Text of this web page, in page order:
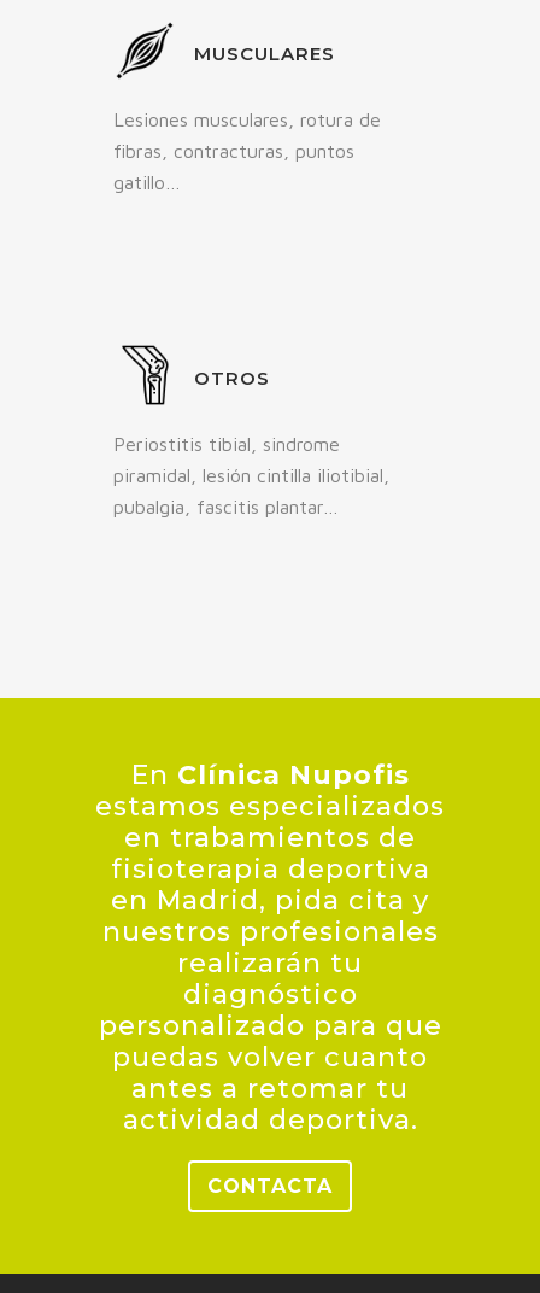
MUSCULARES
Lesiones musculares, rotura de
fibras, contracturas, puntos
gatillo…
OTROS
Periostitis tibial, sindrome
piramidal, lesión cintilla iliotibial,
pubalgia, fascitis plantar…
En Clínica Nupofis
estamos especializados
en trabamientos de
fisioterapia deportiva
en Madrid, pida cita y
nuestros profesionales
realizarán tu
diagnóstico
personalizado para que
puedas volver cuanto
antes a retomar tu
actividad deportiva.
CONTACTA